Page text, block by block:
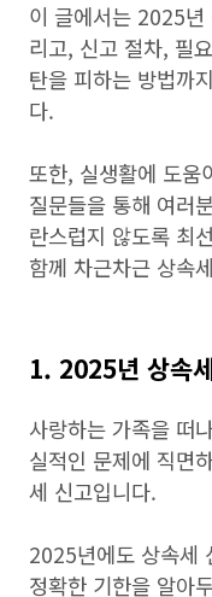
이 글에서는 2025년
리고, 신고 절차, 필
탄을 피하는 방법까
다.
또한, 실생활에 도움
질문들을 통해 여러
란스럽지 않도록 최
함께 차근차근 상속
1. 2025년 상속
사랑하는 가족을 떠
실적인 문제에 직면
세 신고입니다.
2025년에도 상속세
정확한 기한을 알아